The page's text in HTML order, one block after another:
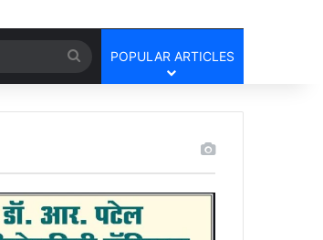
Search
for
POPULAR ARTICLES